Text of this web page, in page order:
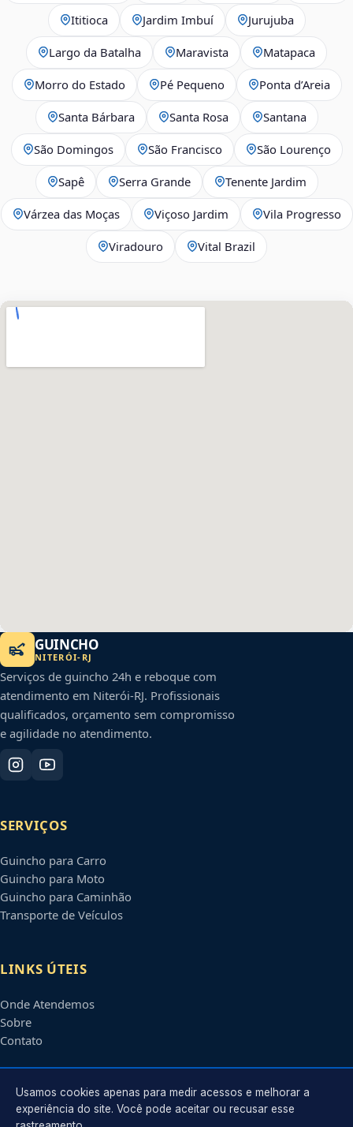
Ititioca Jardim Imbuí Jurujuba
Largo da Batalha Maravista Matapaca
Morro do Estado Pé Pequeno Ponta d’Areia
Santa Bárbara Santa Rosa Santana
São Domingos São Francisco São Lourenço
Sapê Serra Grande Tenente Jardim
Várzea das Moças Viçoso Jardim Vila Progresso
Viradouro Vital Brazil
GUINCHO
NITERÓI- RJ
Serviços de guincho 24h e reboque com
atendimento em Niterói-RJ. Profissionais
qualificados, orçamento sem compromisso
e agilidade no atendimento.
SERVIÇOS
Guincho para Carro
Guincho para Moto
Guincho para Caminhão
Transporte de Veículos
LINKS ÚTEIS
Onde Atendemos
Sobre
Contato
CONTATO
Usamos cookies apenas para medir acessos e melhorar a
experiência do site. Você pode aceitar ou recusar esse